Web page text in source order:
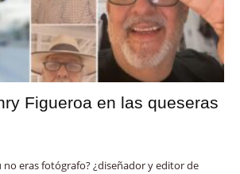
Figueroa en las queseras
no eras fotógrafo? ¿diseñador y editor de